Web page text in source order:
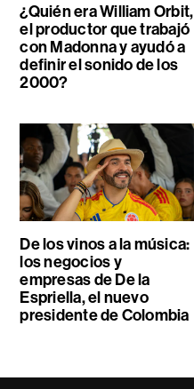
¿Quién era William Orbit,
el productor que trabajó
con Madonna y ayudó a
definir el sonido de los
2000?
De los vinos a la música:
los negocios y
empresas de De la
Espriella, el nuevo
presidente de Colombia